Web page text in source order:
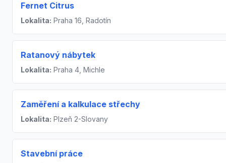
Fernet Citrus
Lokalita: Praha 16, Radotín
Ratanový nábytek
Lokalita: Praha 4, Michle
Zaměření a kalkulace střechy
Lokalita: Plzeň 2-Slovany
Stavební práce